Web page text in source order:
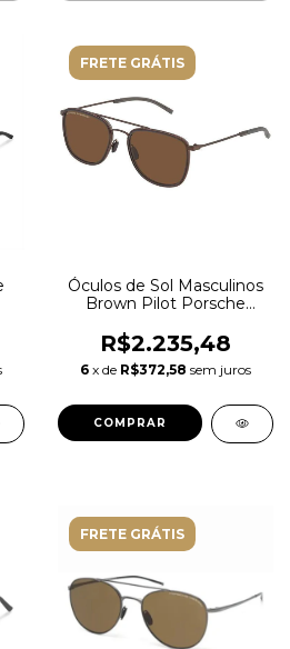
FRETE GRÁTIS
Óculos de Sol Masculinos
Brown Pilot Porsche
R$2.235,48
6 x de R$372,58 sem juros
FRETE GRÁTIS